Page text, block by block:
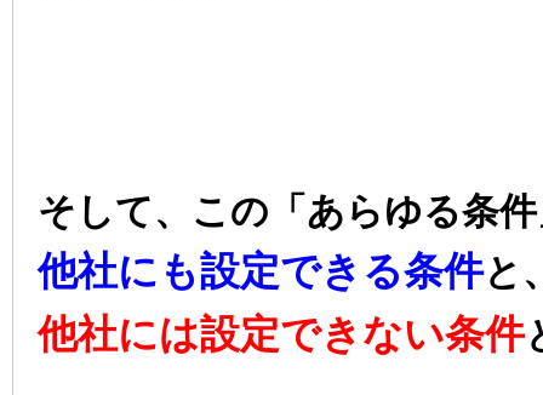
そして、この「あらゆる条
他社にも設定できる条件と
他社には設定できない条件